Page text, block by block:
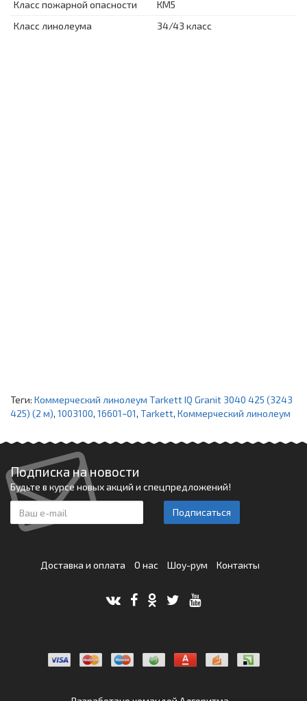
Класс пожарной опасности
КМ5
Класс линолеума
34/43 класс
Теги: Коммерческий линолеум Tarkett IQ Granit 3040 425 (3243
425) (2 м), 1003100, 16601~01, Tarkett, Коммерческий линолеум
Подписка на новости
Будьте в курсе новых акций и спецпредложений!
Подписаться
Доставка и оплата О нас Шоу-рум Контакты